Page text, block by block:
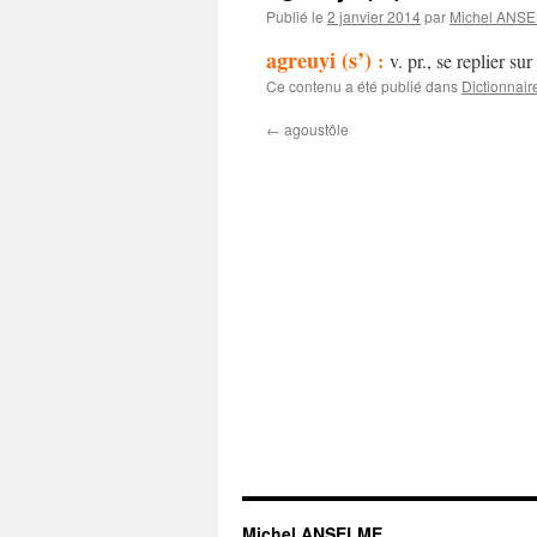
Publié le 2 janvier 2014par Michel
agreuyi (s’) : v. pr., se replier
Ce contenu a été publié dans
← agoustôle